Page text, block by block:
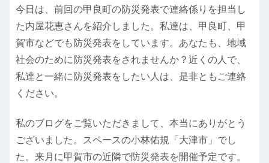
今日は、前回の甲良町の防災発表で連絡係りを担当し
た内屋花恵さんを紹介しました。私達は、甲良町、甲
賀市などでも防災発表をしています。あなたも、地域
社会のために防災発表をされませんか？近くの人で、
私達と一緒に防災発表をしたい人は、是非ともご連絡
ください。
私のブログをご覧いただきまして、本当にありがとう
ございました。スペースの小林佑規「大津市」でし
た。来月に甲賀市の近隣で防災発表を開催予定です。